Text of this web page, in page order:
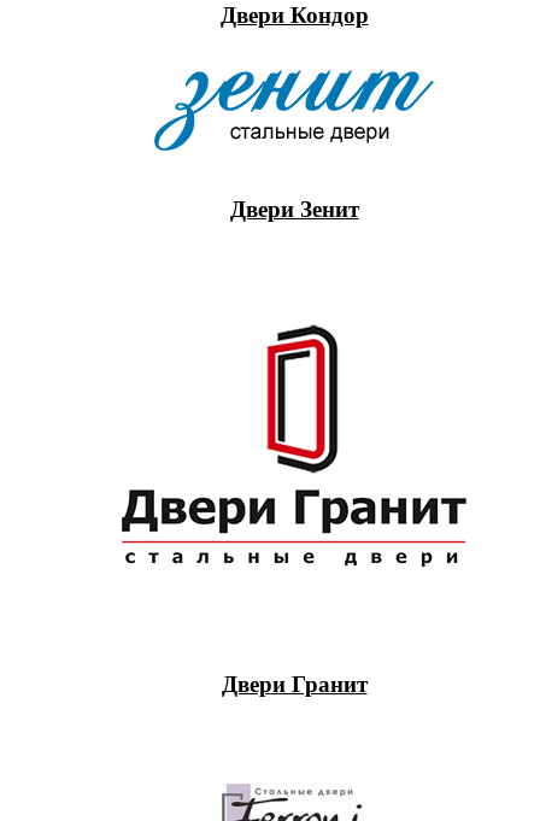
Двери Кондор
Двери Зенит
Двери Гранит